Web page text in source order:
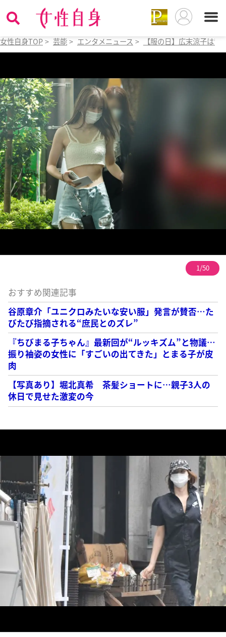
女性自身TOP > 芸能 > エンタメニュース > 【服の日】広末涼子は
1/50
おすすめ関連記事
谷原章介「ユニクロみたいな安い服」発言が賛否…た
びたび指摘される“庶民とのズレ”
『ちびまる子ちゃん』最新回が“ルッキズム”と物議…
振り袖姿の女性に「すごいの出てきた」とまる子が皮
肉
【写真あり】堀北真希 茶髪ショートに…親子3人の
休日で見せた激変の今